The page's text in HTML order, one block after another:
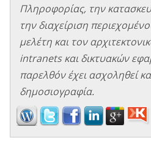
Πληροφορίας, την
την διαχείριση
μελέτη και τον
intranets και δικτυακών
παρελθόν έχει ασχοληθεί
δημοσιογραφία.